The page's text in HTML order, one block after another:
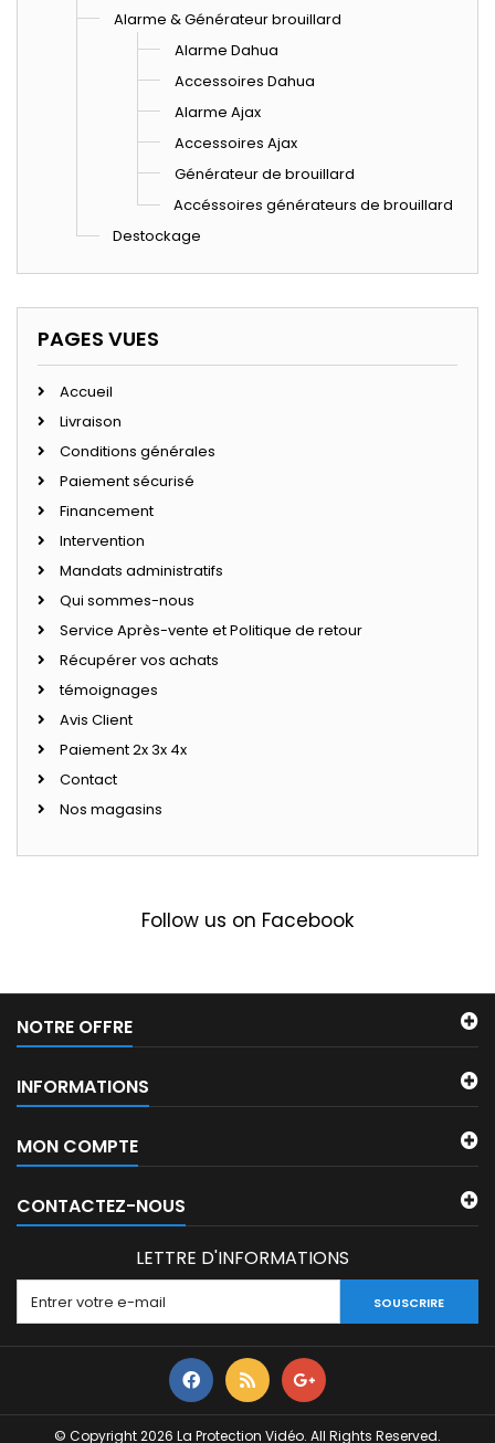
Alarme & Générateur brouillard
Alarme Dahua
Accessoires Dahua
Alarme Ajax
Accessoires Ajax
Générateur de brouillard
Accéssoires générateurs de brouillard
Destockage
PAGES VUES
Accueil
Livraison
Conditions générales
Paiement sécurisé
Financement
Intervention
Mandats administratifs
Qui sommes-nous
Service Après-vente et Politique de retour
Récupérer vos achats
témoignages
Avis Client
Paiement 2x 3x 4x
Contact
Nos magasins
Follow us on Facebook
NOTRE OFFRE
INFORMATIONS
© Copyright 2026 La Protection Vidéo. All Rights Reserved.
MON COMPTE
CONTACTEZ-NOUS
LETTRE D'INFORMATIONS
SOUSCRIRE